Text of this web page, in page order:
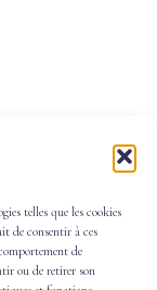
telles que les cookies
de consentir à ces
de
ou de retirer son